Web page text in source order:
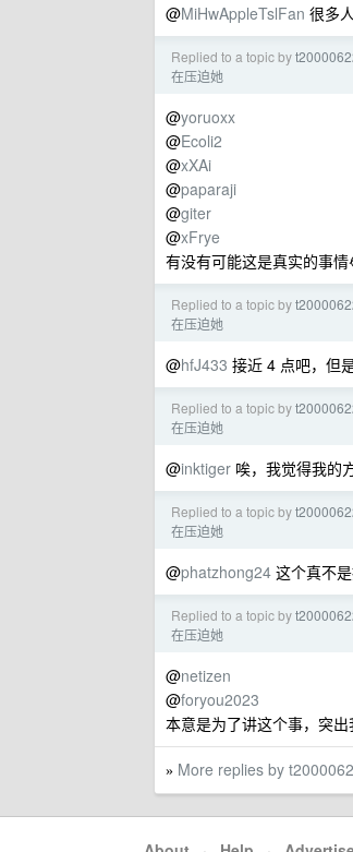
@MiHwAppleTslFan 很多
Replied to a topic by
在压迫她
@yoruoxx
@Ecoli2
@xXAi
@paparaji
@giter
@xFrye
有没有可能这是真实的事
Replied to a topic by
在压迫她
@hfJ433 接近 4 点吧，但
Replied to a topic by
在压迫她
@inktiger 唉，我觉得我的
Replied to a topic by
在压迫她
@phatzhong24 这个真不
Replied to a topic by
在压迫她
@netizen
@foryou2023
本意是为了讲这个事，突
» More replies by